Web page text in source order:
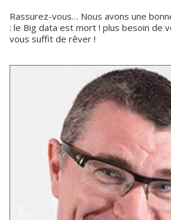
Rassurez-vous… Nous avons une
: le Big data est mort ! plus besoin de
vous suffit de rêver !